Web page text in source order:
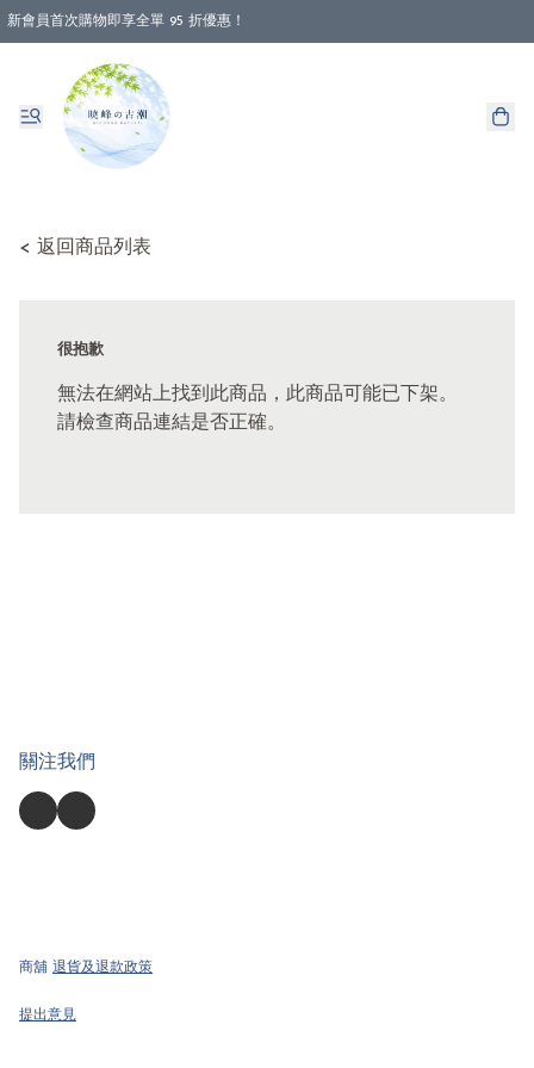
新會員首次購物即享全單 95 折優惠！
消費即享全單 88 折優惠！
< 返回商品列表
很抱歉
無法在網站上找到此商品，此商品可能已下架。
請檢查商品連結是否正確。
關注我們
商舖 退貨及退款政策
提出意見